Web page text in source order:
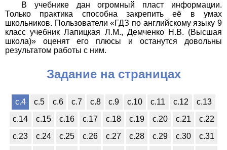
В учебнике дан огромный пласт информации.
Только практика способна закрепить её в умах
школьников. Пользователи «ГДЗ по английскому языку 9
класс учебник Лапицкая Л.М., Демченко Н.В. (Высшая
школа)» оценят его плюсы и останутся довольны
результатом работы с ним.
Задание на страницах
с.4 с.5 с.6 с.7 с.8 с.9 с.10 с.11 с.12
с.13
с.14
с.15 с.16 с.17 с.18 с.19 с.20 с.21
с.22
с.23
с.24 с.25 с.26 с.27 с.28 с.29 с.30
с.31